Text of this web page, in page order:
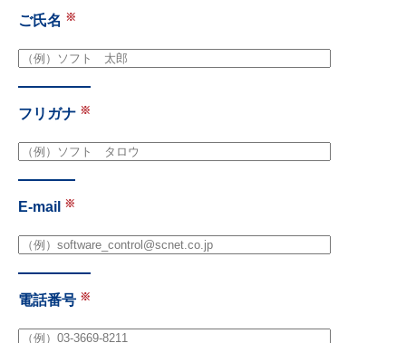
ご氏名
フリガナ
E-mail
電話番号